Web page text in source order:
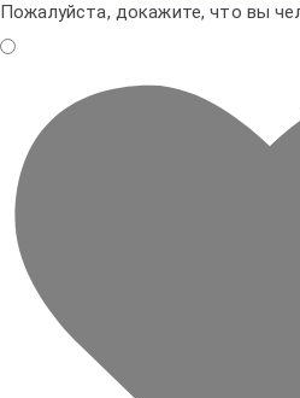
Пожалуйста, докажите, что вы